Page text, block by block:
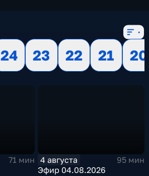
24 23 22 21
20
71 мин
4 августа
95 мин
Эфир 04.08.2026